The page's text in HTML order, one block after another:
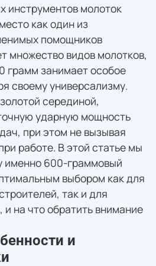
инструментов молоток
как один из
помощников
множество видов молотков,
грамм занимает особое
своему универсализму.
серединой,
ударную мощность
при этом не вызывая
работе. В этой статье мы
именно 600-граммовый
выбором как для
так и для
на что обратить внимание
и